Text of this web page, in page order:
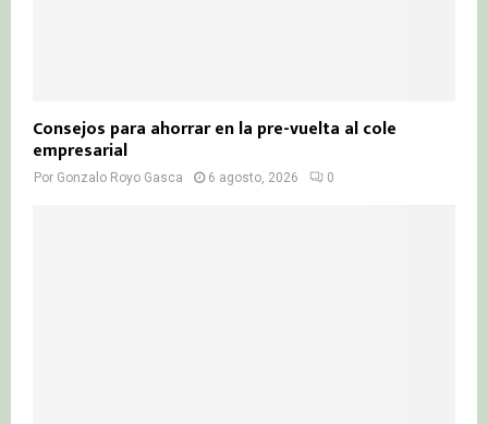
Consejos para ahorrar en la pre-vuelta al cole
empresarial
Por Gonzalo Royo Gasca 6 agosto, 2026 0